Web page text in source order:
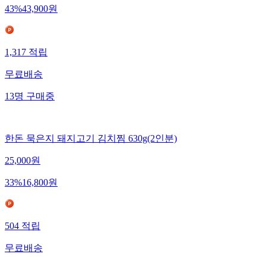
43%43,900원
1,317적립
무료배송
13명구매중
한돈 묵은지 돼지고기 김치찜 630g(2인분)
25,000원
33%16,800원
504적립
무료배송